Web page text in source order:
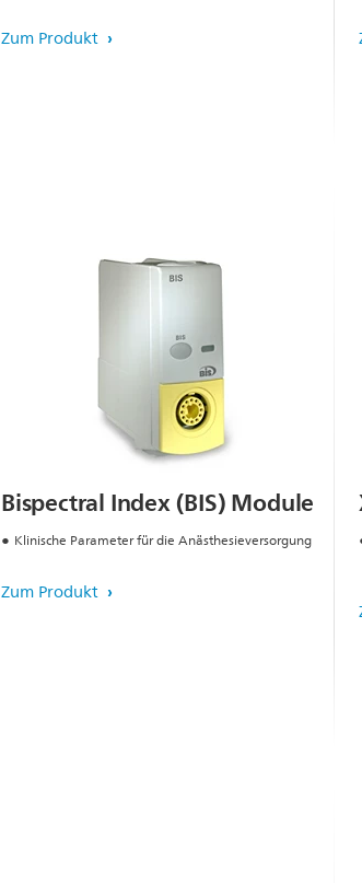
Zum Produkt
Bispectral Index (BIS) Module
Klinische Parameter für die Anästhesieversorgung
Zum Produkt